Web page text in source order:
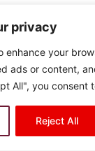
privacy
enhance your
ads or content,
All", you consent
Reject All
taagnaadha
kala toosiyeey
qof Jinna